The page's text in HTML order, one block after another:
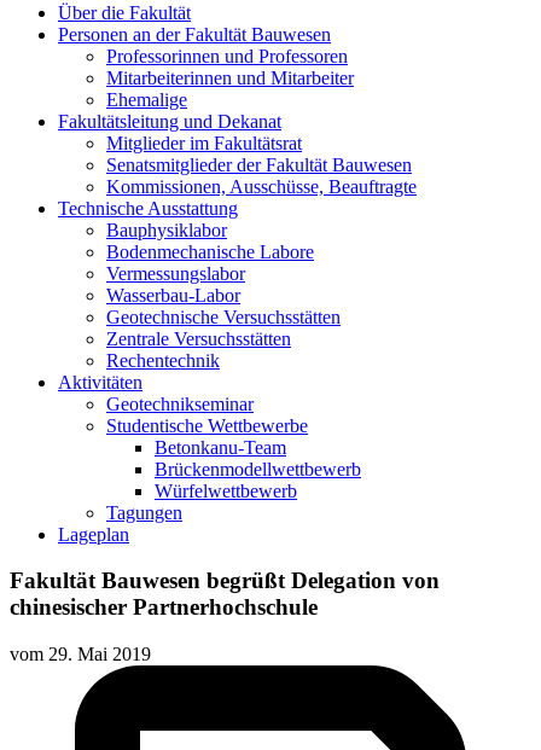
Über die Fakultät
Personen an der Fakultät Bauwesen
Professorinnen und Professoren
Mitarbeiterinnen und Mitarbeiter
Ehemalige
Fakultätsleitung und Dekanat
Mitglieder im Fakultätsrat
Senatsmitglieder der Fakultät Bauwesen
Kommissionen, Ausschüsse, Beauftragte
Technische Ausstattung
Bauphysiklabor
Bodenmechanische Labore
Vermessungslabor
Wasserbau-Labor
Geotechnische Versuchsstätten
Zentrale Versuchsstätten
Rechentechnik
Aktivitäten
Geotechnikseminar
Studentische Wettbewerbe
Betonkanu-Team
Brückenmodellwettbewerb
Würfelwettbewerb
Tagungen
Lageplan
Fakultät Bauwesen begrüßt Delegation von
chinesischer Partnerhochschule
vom 29. Mai 2019